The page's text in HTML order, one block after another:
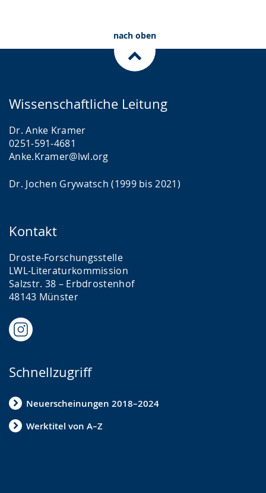
nach oben
Wissenschaftliche Leitung
Dr. Anke Kramer
0251-591-4681
Anke.Kramer@lwl.org
Dr. Jochen Grywatsch (1999 bis 2021)
Kontakt
Droste-Forschungsstelle
LWL-Literaturkommission
Salzstr. 38 – Erbdrostenhof
48143 Münster
Schnellzugriff
Neuerscheinungen 2018–2024
Werktitel von A–Z